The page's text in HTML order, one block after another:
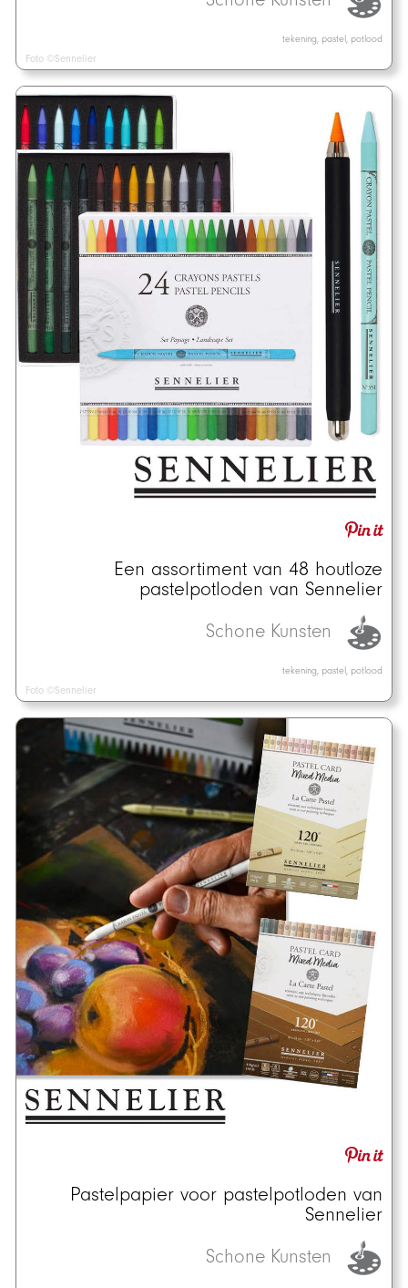
tekening, pastel, potlood
Foto ©Sennelier
Een assortiment van 48 houtloze
pastelpotloden van Sennelier
Schone Kunsten
tekening, pastel, potlood
Foto ©Sennelier
Pastelpapier voor pastelpotloden van
Sennelier
Schone Kunsten